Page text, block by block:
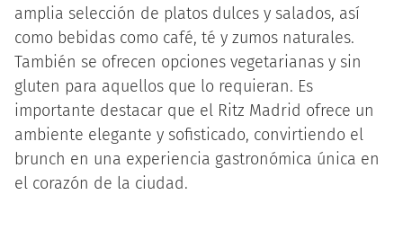
amplia selección de platos dulces y salados, así
como bebidas como café, té y zumos naturales.
También se ofrecen opciones vegetarianas y sin
gluten para aquellos que lo requieran. Es
importante destacar que el Ritz Madrid ofrece un
ambiente elegante y sofisticado, convirtiendo el
brunch en una experiencia gastronómica única en
el corazón de la ciudad.